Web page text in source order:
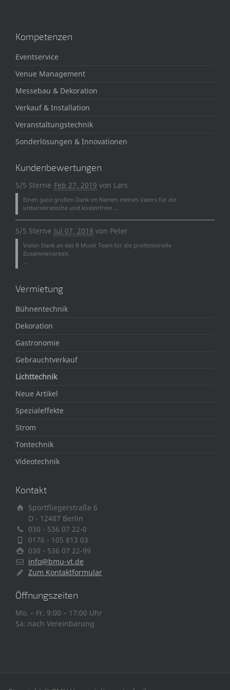
Kompetenzen
Eventservice
Venue Management
Messebau & Dekoration
Verkauf & Installation
Veranstaltungstechnik
Sonderlösungen & Innovationen
Kundenbewertungen
5/5 Sterne Feb 27, 2019 von Lars
Einen ganz großen Dank im Namen meines Vaters für die
unbürokratische und kostenfreie ...
5/5 Sterne Jul 07, 2018 von Peter
Vielen Dank an das B Musik Team für die professionelle
Zusammenarbeit.
Vermietung
Bühnentechnik
Dekoration
Gastronomie
Gebrauchtverkauf
Lichttechnik
Neue Artikel
Spezialeffekte
Strom
Tontechnik
Videotechnik
Kontakt
Sportfliegerstraße 6
D - 12487 Berlin
030 - 536 07 22-0
0176 - 105 813 03
030 - 536 07 22-99
info@bmu-vt.de
Zum Kontaktformular
Öffnungszeiten
Mo. – Fr. 9:00 – 17:00 Uhr
Sa: nach Vereinbarung